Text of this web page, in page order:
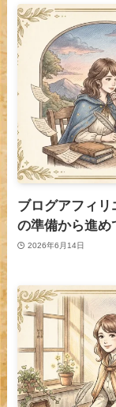
ブログアフィリ
の準備から進め
2026年6月14日